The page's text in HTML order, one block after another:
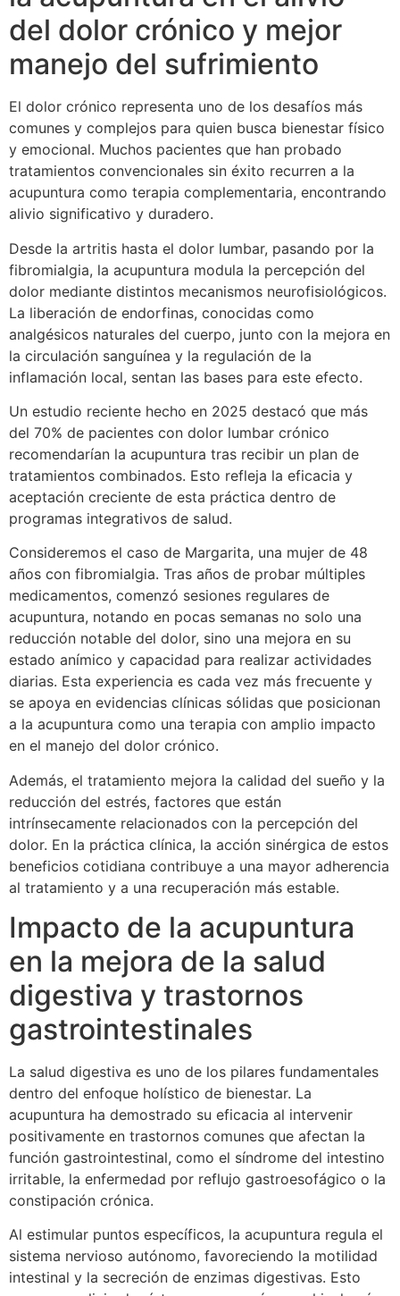
del dolor crónico y mejor
manejo del sufrimiento
El dolor crónico representa uno de los desafíos más
comunes y complejos para quien busca bienestar físico
y emocional. Muchos pacientes que han probado
tratamientos convencionales sin éxito recurren a la
acupuntura como terapia complementaria, encontrando
alivio significativo y duradero.
Desde la artritis hasta el dolor lumbar, pasando por la
fibromialgia, la acupuntura modula la percepción del
dolor mediante distintos mecanismos neurofisiológicos.
La liberación de endorfinas, conocidas como
analgésicos naturales del cuerpo, junto con la mejora en
la circulación sanguínea y la regulación de la
inflamación local, sentan las bases para este efecto.
Un estudio reciente hecho en 2025 destacó que más
del 70% de pacientes con dolor lumbar crónico
recomendarían la acupuntura tras recibir un plan de
tratamientos combinados. Esto refleja la eficacia y
aceptación creciente de esta práctica dentro de
programas integrativos de salud.
Consideremos el caso de Margarita, una mujer de 48
años con fibromialgia. Tras años de probar múltiples
medicamentos, comenzó sesiones regulares de
acupuntura, notando en pocas semanas no solo una
reducción notable del dolor, sino una mejora en su
estado anímico y capacidad para realizar actividades
diarias. Esta experiencia es cada vez más frecuente y
se apoya en evidencias clínicas sólidas que posicionan
a la acupuntura como una terapia con amplio impacto
en el manejo del dolor crónico.
Además, el tratamiento mejora la calidad del sueño y la
reducción del estrés, factores que están
intrínsecamente relacionados con la percepción del
dolor. En la práctica clínica, la acción sinérgica de estos
beneficios cotidiana contribuye a una mayor adherencia
al tratamiento y a una recuperación más estable.
Impacto de la acupuntura
en la mejora de la salud
digestiva y trastornos
gastrointestinales
La salud digestiva es uno de los pilares fundamentales
dentro del enfoque holístico de bienestar. La
acupuntura ha demostrado su eficacia al intervenir
positivamente en trastornos comunes que afectan la
función gastrointestinal, como el síndrome del intestino
irritable, la enfermedad por reflujo gastroesofágico o la
constipación crónica.
Al estimular puntos específicos, la acupuntura regula el
sistema nervioso autónomo, favoreciendo la motilidad
intestinal y la secreción de enzimas digestivas. Esto